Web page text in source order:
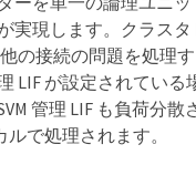
実現します。クラス
の接続の問題を処理
LIF が設定されている
管理 LIF も負荷分
で処理されます。